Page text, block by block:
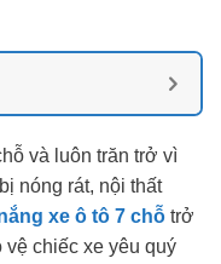
và luôn trăn trở vì
nóng rát, nội thất
xe ô tô 7 chỗ trở
vệ chiếc xe yêu quý